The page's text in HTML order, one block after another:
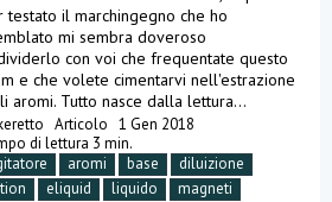
testato il marchingegno che ho
mi sembra doveroso
con voi che frequentate questo
e che volete cimentarvi nell'estrazione
aromi. Tutto nasce dalla lettura...
Articolo 1 Gen 2018
di lettura 3 min.
aromi base
diluizione
eliquid liquido
magneti